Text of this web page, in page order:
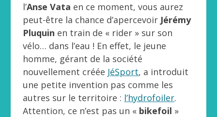
l’Anse Vata en ce moment, vous aurez
peut-être la chance d’apercevoir Jérémy
Pluquin en train de « rider » sur son
vélo… dans l’eau ! En effet, le jeune
homme, gérant de la société
nouvellement créée JéSport, a introduit
une petite invention pas comme les
autres sur le territoire : l’hydrofoiler.
Attention, ce n’est pas un « bikefoil »